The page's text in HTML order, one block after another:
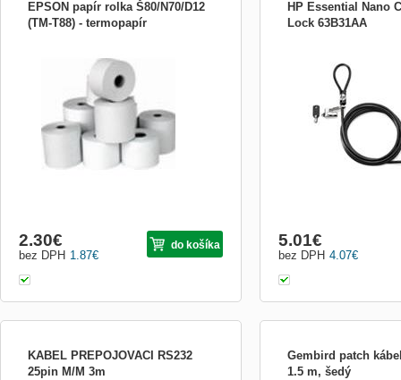
EPSON papír rolka Š80/N70/D12
(TM-T88) - termopapír
T88III, TM-88IV) - role
1.87€
bez DPH
2.30€ do košíka
HP Essential Nano
Lock 63B31AA
Cab Lk HP cable lock,
Combo Cab Lk
4.07€
bez DPH
5.01€
KABEL PREPOJOVACI RS232
25pin M/M 3m
Gembird patch
1.5 m, šedý